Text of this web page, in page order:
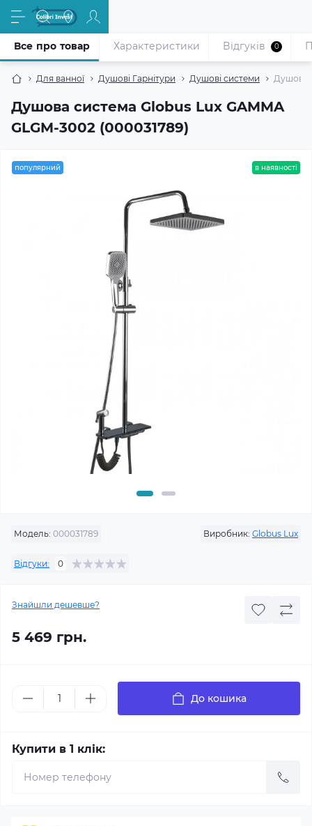
Для ванної Душові Гарнітури Душові системи Душова
Душова система Globus Lux GAMMA
GLGM-3002 (000031789)
Все про товар Характеристики Відгуків 0
популярний в наявності
Модель: 000031789 Виробник: Globus Lux
Відгуки: 0
Знайшли дешевше?
5 469 грн.
До кошика
Купити в 1 клік: